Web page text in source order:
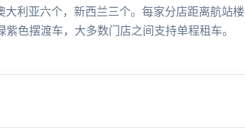
利亚六个，新西兰三个。每家分店距离航站楼
紫色摆渡车，大多数门店之间支持单程租车。